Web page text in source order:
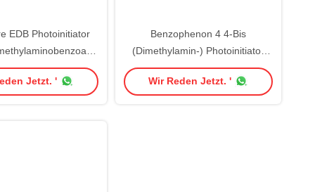
EDB Photoinitiator
53-3 C11H16NO2
Jetzt. '
Benzophenon 4 4-Bis
(Dimethylamin-) Photoinitiator
EMK CAS 90-93-7
Wir Reden Jetzt. '